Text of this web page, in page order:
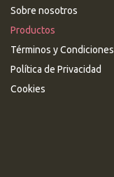
Sobre nosotros
Productos
Términos y Condiciones
Política de Privacidad
Cookies